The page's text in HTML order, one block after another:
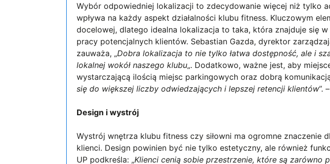
Wybór odpowiedniej lokalizacji to zdecydowanie więcej niż tylko
wpływa na każdy aspekt działalności klubu fitness. Kluczowym
docelowej, dlatego idealna lokalizacja to taka, która znajduje się
pracy potencjalnych klientów. Sebastian Gazda, dyrektor
zauważa, „Dobra lokalizacja to nie tylko łatwa dostępność, ale i
lokalnej wokół naszego klubu„. Dodatkowo, ważne jest, aby
wystarczającą ilością miejsc parkingowych oraz dobrą
się do większej liczby odwiedzających i lepszej retencji klientów”.
Design i wystrój
Wystrój wnętrza klubu fitness czy siłowni ma ogromne znaczenie
klienci. Design powinien być nie tylko estetyczny, ale również
UP podkreśla: „Klienci cenią sobie przestrzenie, które są zarówno